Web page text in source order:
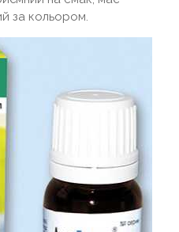
за кольором.